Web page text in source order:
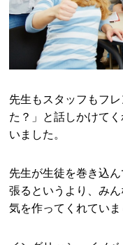
先生もスタッフもフ
た？」と話しかけて
いました。
先生が生徒を巻き込
張るというより、み
気を作ってくれていま